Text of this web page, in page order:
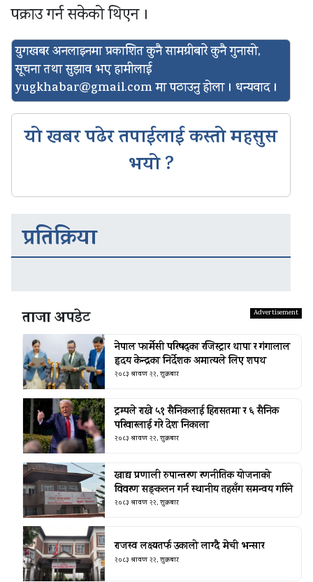
पक्राउ गर्न सकेको थिएन ।
युगखबर अनलाइनमा प्रकाशित कुनै सामग्रीबारे कुनै गुनासो,
सूचना तथा सुझाव भए हामीलाई
yugkhabar@gmail.comमा पठाउनु होला । धन्यवाद ।
यो खबर पढेर तपाईलाई कस्तो महसुस
भयो ?
प्रतिक्रिया
ताजा अपडेट
नेपाल फार्मेसी परिषद्का रजिस्ट्रार थापा र गंगालाल
हृदय केन्द्रका निर्देशक अमात्यले लिए शपथ
२०८३ श्रावण २२, शुक्रबार
ट्रम्पले राखे ५१ सैनिकलाई हिरासतमा र ६ सैनिक
परिवारलाई गरे देश निकाला
२०८३ श्रावण २२, शुक्रबार
खाद्य प्रणाली रुपान्तरण रणनीतिक योजनाको
विवरण सङ्कलन गर्न स्थानीय तहसँग समन्वय गरिने
२०८३ श्रावण २२, शुक्रबार
राजस्व लक्ष्यतर्फ उकालो लाग्दै मेची भन्सार
२०८३ श्रावण २२, शुक्रबार